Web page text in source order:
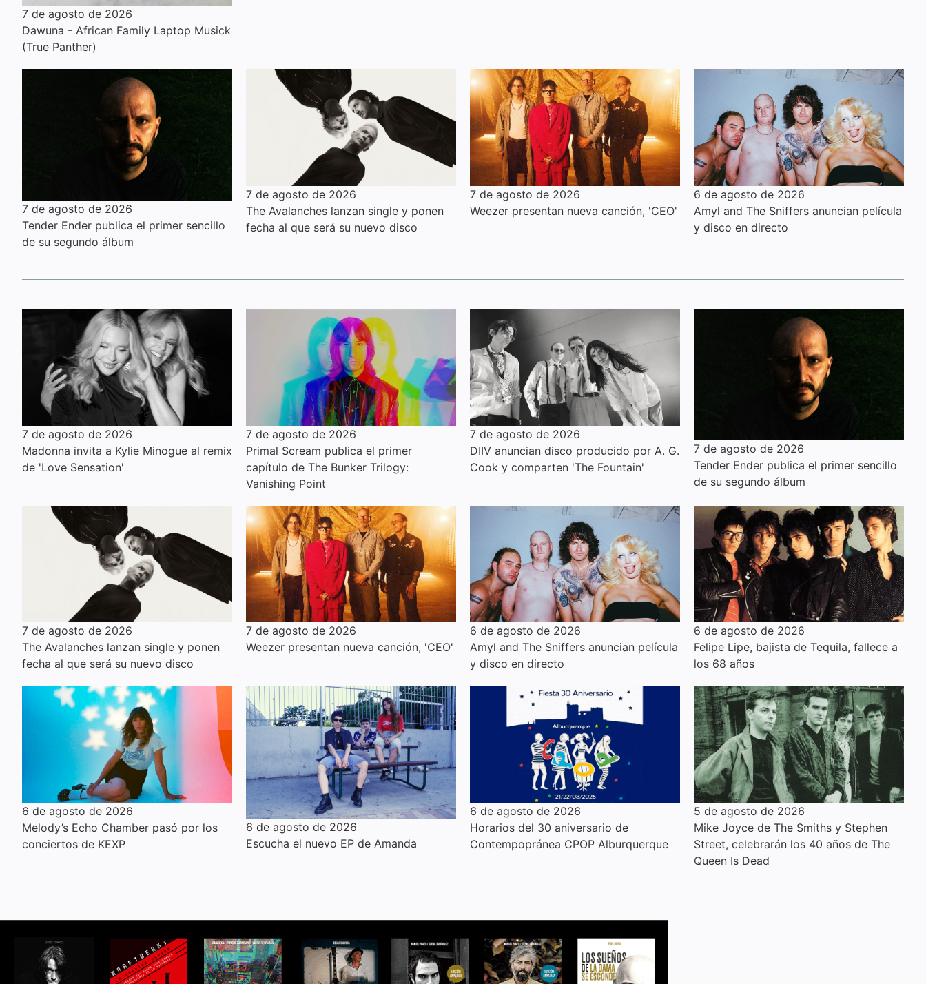
7 de agosto de 2026
Dawuna - African Family Laptop Musick
(True Panther)
7 de agosto de 2026
Tender Ender publica el primer sencillo
de su segundo álbum
7 de agosto de 2026
The Avalanches lanzan single y ponen
fecha al que será su nuevo disco
7 de agosto de 2026
Weezer presentan nueva canción, 'CEO'
6 de agosto de 2026
Amyl and The Sniffers anuncian película
y disco en directo
7 de agosto de 2026
Madonna invita a Kylie Minogue al remix
de 'Love Sensation'
7 de agosto de 2026
Primal Scream publica el primer
capítulo de The Bunker Trilogy:
Vanishing Point
7 de agosto de 2026
DIIV anuncian disco producido por A. G.
Cook y comparten 'The Fountain'
7 de agosto de 2026
Tender Ender publica el primer sencillo
de su segundo álbum
7 de agosto de 2026
The Avalanches lanzan single y ponen
fecha al que será su nuevo disco
7 de agosto de 2026
Weezer presentan nueva canción, 'CEO'
6 de agosto de 2026
Amyl and The Sniffers anuncian película
y disco en directo
6 de agosto de 2026
Felipe Lipe, bajista de Tequila, fallece a
los 68 años
6 de agosto de 2026
Melody’s Echo Chamber pasó por los
conciertos de KEXP
6 de agosto de 2026
Escucha el nuevo EP de Amanda
6 de agosto de 2026
Horarios del 30 aniversario de
Contempopránea CPOP Alburquerque
5 de agosto de 2026
Mike Joyce de The Smiths y Stephen
Street, celebrarán los 40 años de The
Queen Is Dead